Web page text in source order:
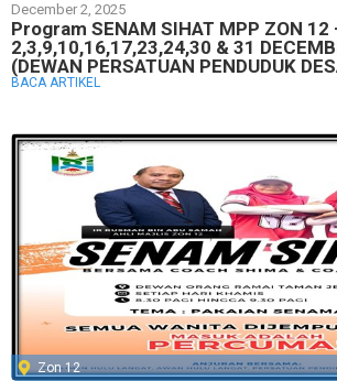
December 2, 2025
Program SENAM SIHAT MPP ZON 12
2,3,9,10,16,17,23,24,30 & 31
(DEWAN PERSATUAN PENDUDUK
BACA ARTIKEL
Zon 12